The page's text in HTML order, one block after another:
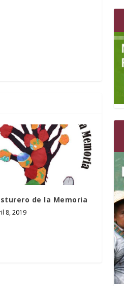
de la Memoria
8, 2019